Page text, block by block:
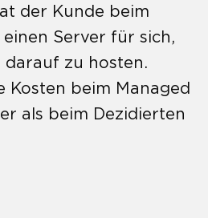
der Kunde beim
Server für sich,
darauf zu hosten.
Kosten beim Managed
als beim Dezidierten